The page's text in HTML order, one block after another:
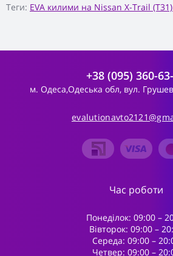
Теги: EVA килими на Nissan X-Trail
+38 (095) 360-
м. Одеса,Одеська обл, вул.
Час роботи
Понеділок: 09:00 –
Вівторок: 09:00 –
Середа: 09:00 –
Четвер: 09:00 –